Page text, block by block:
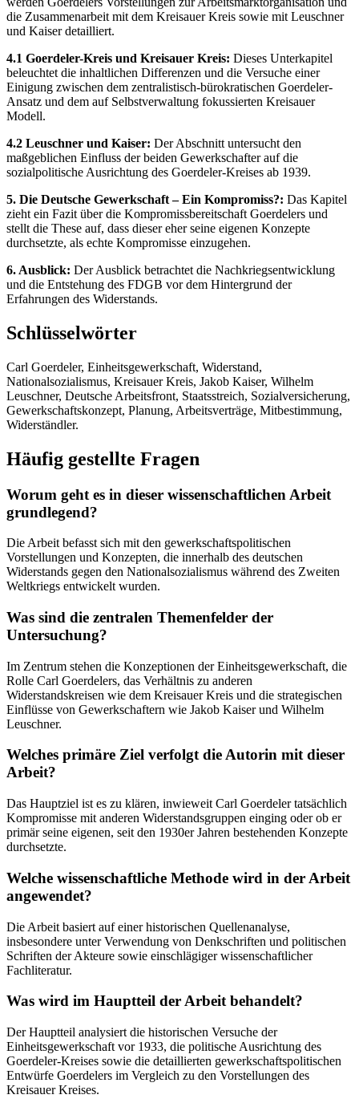
die Zusammenarbeit mit dem Kreisauer Kreis sowie mit Leuschner
und Kaiser detailliert.
4.1 Goerdeler-Kreis und Kreisauer Kreis: Dieses Unterkapitel
beleuchtet die inhaltlichen Differenzen und die Versuche einer
Einigung zwischen dem zentralistisch-bürokratischen Goerdeler-
Ansatz und dem auf Selbstverwaltung fokussierten Kreisauer
Modell.
4.2 Leuschner und Kaiser: Der Abschnitt untersucht den
maßgeblichen Einfluss der beiden Gewerkschafter auf die
sozialpolitische Ausrichtung des Goerdeler-Kreises ab 1939.
5. Die Deutsche Gewerkschaft – Ein Kompromiss?: Das Kapitel
zieht ein Fazit über die Kompromissbereitschaft Goerdelers und
stellt die These auf, dass dieser eher seine eigenen Konzepte
durchsetzte, als echte Kompromisse einzugehen.
6. Ausblick: Der Ausblick betrachtet die Nachkriegsentwicklung
und die Entstehung des FDGB vor dem Hintergrund der
Erfahrungen des Widerstands.
Schlüsselwörter
Carl Goerdeler, Einheitsgewerkschaft, Widerstand,
Nationalsozialismus, Kreisauer Kreis, Jakob Kaiser, Wilhelm
Leuschner, Deutsche Arbeitsfront, Staatsstreich, Sozialversicherung,
Gewerkschaftskonzept, Planung, Arbeitsverträge, Mitbestimmung,
Widerständler.
Häufig gestellte Fragen
Worum geht es in dieser wissenschaftlichen Arbeit
grundlegend?
Die Arbeit befasst sich mit den gewerkschaftspolitischen
Vorstellungen und Konzepten, die innerhalb des deutschen
Widerstands gegen den Nationalsozialismus während des Zweiten
Weltkriegs entwickelt wurden.
Was sind die zentralen Themenfelder der
Untersuchung?
Im Zentrum stehen die Konzeptionen der Einheitsgewerkschaft, die
Rolle Carl Goerdelers, das Verhältnis zu anderen
Widerstandskreisen wie dem Kreisauer Kreis und die strategischen
Einflüsse von Gewerkschaftern wie Jakob Kaiser und Wilhelm
Leuschner.
Welches primäre Ziel verfolgt die Autorin mit dieser
Arbeit?
Das Hauptziel ist es zu klären, inwieweit Carl Goerdeler tatsächlich
Kompromisse mit anderen Widerstandsgruppen einging oder ob er
primär seine eigenen, seit den 1930er Jahren bestehenden Konzepte
durchsetzte.
Welche wissenschaftliche Methode wird in der Arbeit
angewendet?
Die Arbeit basiert auf einer historischen Quellenanalyse,
insbesondere unter Verwendung von Denkschriften und politischen
Schriften der Akteure sowie einschlägiger wissenschaftlicher
Fachliteratur.
Was wird im Hauptteil der Arbeit behandelt?
Der Hauptteil analysiert die historischen Versuche der
Einheitsgewerkschaft vor 1933, die politische Ausrichtung des
Goerdeler-Kreises sowie die detaillierten gewerkschaftspolitischen
Entwürfe Goerdelers im Vergleich zu den Vorstellungen des
Kreisauer Kreises.